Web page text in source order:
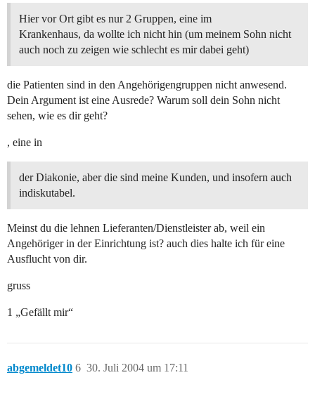
Hier vor Ort gibt es nur 2 Gruppen, eine im
Krankenhaus, da wollte ich nicht hin (um meinem Sohn nicht
auch noch zu zeigen wie schlecht es mir dabei geht)
die Patienten sind in den Angehörigengruppen nicht anwesend.
Dein Argument ist eine Ausrede? Warum soll dein Sohn nicht
sehen, wie es dir geht?
, eine in
der Diakonie, aber die sind meine Kunden, und insofern auch
indiskutabel.
Meinst du die lehnen Lieferanten/Dienstleister ab, weil ein
Angehöriger in der Einrichtung ist? auch dies halte ich für eine
Ausflucht von dir.
gruss
1 „Gefällt mir“
abgemeldet10 30. Juli 2004 um 17:11
6